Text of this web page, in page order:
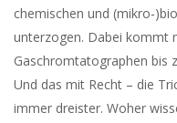
chemischen und (mikro-
unterzogen. Dabei kommt
Gaschromtatographen bis
Und das mit Recht – die
immer dreister. Woher